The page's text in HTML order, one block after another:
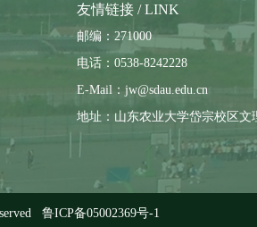
友情链接 / LINK
邮编：271000
电话：0538-8242228
E-Mail：jw@sdau.edu.cn
地址：山东农业大学岱宗校区文
鲁ICP备05002369号-1